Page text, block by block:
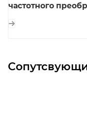
частотного